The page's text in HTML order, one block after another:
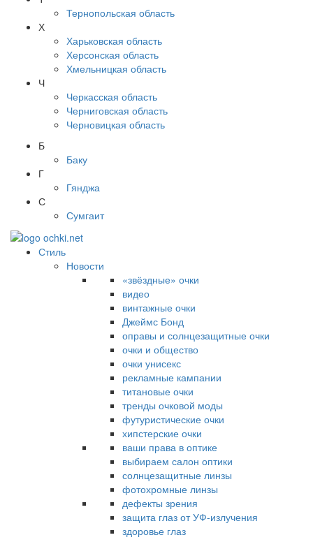
Тернопольская область
Х
Харьковская область
Херсонская область
Хмельницкая область
Ч
Черкасская область
Черниговская область
Черновицкая область
Б
Баку
Г
Гянджа
С
Сумгаит
Стиль
Новости
«звёздные» очки
видео
винтажные очки
Джеймс Бонд
оправы и солнцезащитные очки
очки и общество
очки унисекс
рекламные кампании
титановые очки
тренды очковой моды
футуристические очки
хипстерские очки
ваши права в оптике
выбираем салон оптики
солнцезащитные линзы
фотохромные линзы
дефекты зрения
защита глаз от УФ-излучения
здоровье глаз